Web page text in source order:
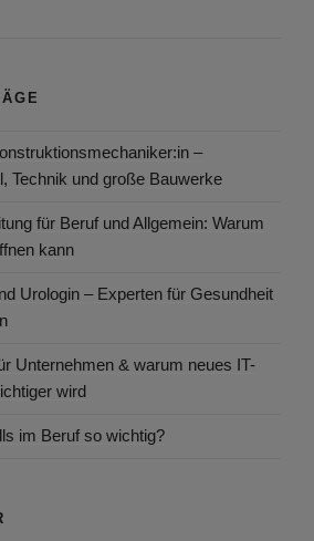
–
Technik und große Bauwerke
für Beruf und Allgemein: Warum
kann
Urologin – Experten für Gesundheit
Unternehmen & warum neues IT-
wird
im Beruf so wichtig?